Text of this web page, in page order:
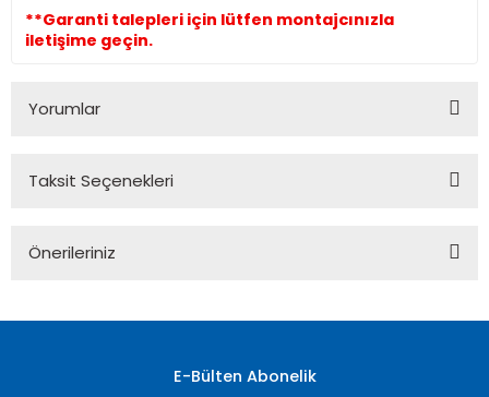
**Garanti talepleri için lütfen montajcınızla
iletişime geçin.
Yorumlar
Taksit Seçenekleri
Önerileriniz
Görüş ve önerileriniz için teşekkür ederiz.
E-Bülten Abonelik